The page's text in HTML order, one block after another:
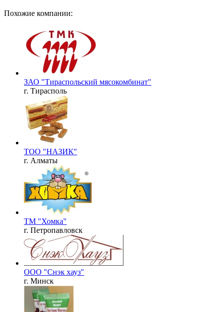
Похожие компании:
ЗАО "Тираспольский мясокомбинат"
г. Тирасполь
ТОО "НАЗИК"
г. Алматы
ТМ "Хомка"
г. Петропавловск
ООО "Снэк хауз"
г. Минск